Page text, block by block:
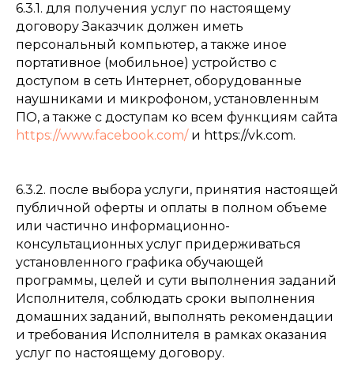
6.3.1. для получения услуг по настоящему
договору Заказчик должен иметь
персональный компьютер, а также иное
портативное (мобильное) устройство с
доступом в сеть Интернет, оборудованные
наушниками и микрофоном, установленным
ПО, а также с доступам ко всем функциям сайта
https://www.facebook.com/и https://vk.com.
6.3.2. после выбора услуги, принятия настоящей
публичной оферты и оплаты в полном объеме
или частично информационно-
консультационных услуг придерживаться
установленного графика обучающей
программы, целей и сути выполнения заданий
Исполнителя, соблюдать сроки выполнения
домашних заданий, выполнять рекомендации
и требования Исполнителя в рамках оказания
услуг по настоящему договору.